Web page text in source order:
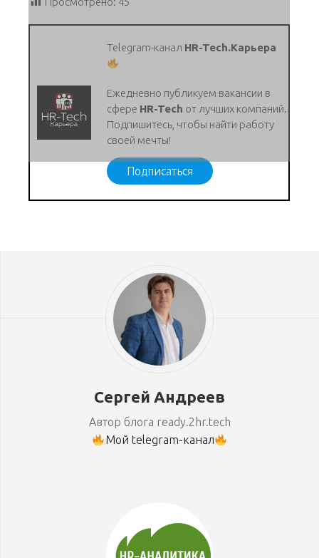
Telegram-канал HR-Tech.Карьера
Ежедневно публикуем вакансии в
сфере HR-Tech от лучших компаний.
Подпишитесь, чтобы найти работу
своей мечты!
Подписаться
Сергей Андреев
Автор блога ready.2hr.tech
Мой telegram-канал